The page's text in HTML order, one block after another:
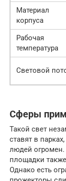
Материал
корпуса
Рабочая
температура
Световой
Сферы
Такой свет
ставят в
людей огромен.
площадки
Однако есть